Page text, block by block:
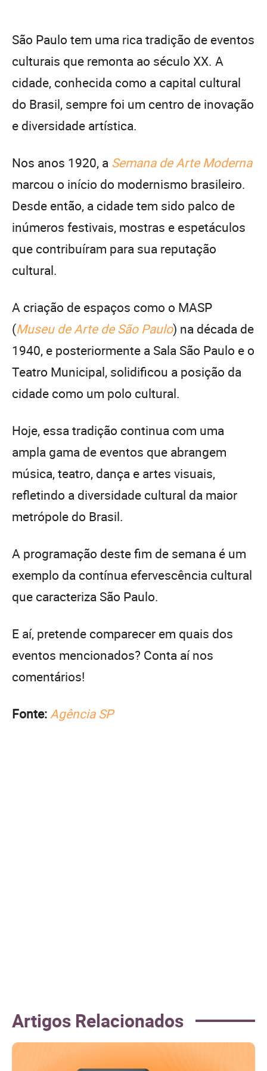
São Paulo tem uma rica tradição de eventos
culturais que remonta ao século XX. A
cidade, conhecida como a capital cultural
do Brasil, sempre foi um centro de inovação
e diversidade artística.
Nos anos 1920, a Semana de Arte Moderna
marcou o início do modernismo brasileiro.
Desde então, a cidade tem sido palco de
inúmeros festivais, mostras e espetáculos
que contribuíram para sua reputação
cultural.
A criação de espaços como o MASP
(Museu de Arte de São Paulo) na década de
1940, e posteriormente a Sala São Paulo e o
Teatro Municipal, solidificou a posição da
cidade como um polo cultural.
Hoje, essa tradição continua com uma
ampla gama de eventos que abrangem
música, teatro, dança e artes visuais,
refletindo a diversidade cultural da maior
metrópole do Brasil.
A programação deste fim de semana é um
exemplo da contínua efervescência cultural
que caracteriza São Paulo.
E aí, pretende comparecer em quais dos
eventos mencionados? Conta aí nos
comentários!
Fonte: Agência SP
Artigos Relacionados